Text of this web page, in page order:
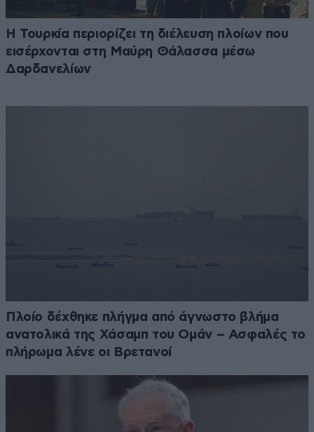
Η Τουρκία περιορίζει τη διέλευση πλοίων που
εισέρχονται στη Μαύρη Θάλασσα μέσω
Δαρδανελίων
Πλοίο δέχθηκε πλήγμα από άγνωστο βλήμα
ανατολικά της Χάσαμπ του Ομάν – Ασφαλές το
πλήρωμα λένε οι Βρετανοί